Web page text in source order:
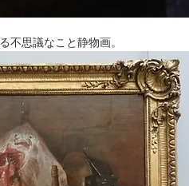
不思議なこと静物画。